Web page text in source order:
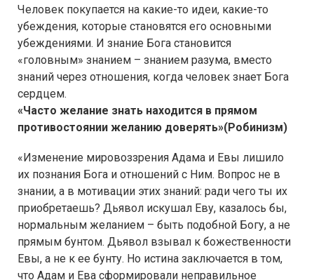
Человек покупается на какие-то идеи, какие-то
убеждения, которые становятся его основными
убеждениями. И знание Бога становится
«головным» знанием – знанием разума, вместо
знаний через отношения, когда человек знает Бога
сердцем.
«Часто желание знать находится в прямом
противостоянии желанию доверять»(Робинизм)
«Изменение мировоззрения Адама и Евы лишило
их познания Бога и отношений с Ним. Вопрос не в
знании, а в мотивации этих знаний: ради чего ты их
приобретаешь? Дьявол искушал Еву, казалось бы,
нормальным желанием – быть подобной Богу, а не
прямым бунтом. Дьявол взывал к божественности
Евы, а не к ее бунту. Но истина заключается в том,
что Адам и Ева сформировали неправильное